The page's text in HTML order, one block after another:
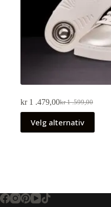
kr1 .599,00
kr1 .479,00
Velg alternativ